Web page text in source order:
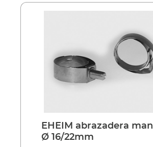
EHEIM abrazadera
Ø 16/22mm